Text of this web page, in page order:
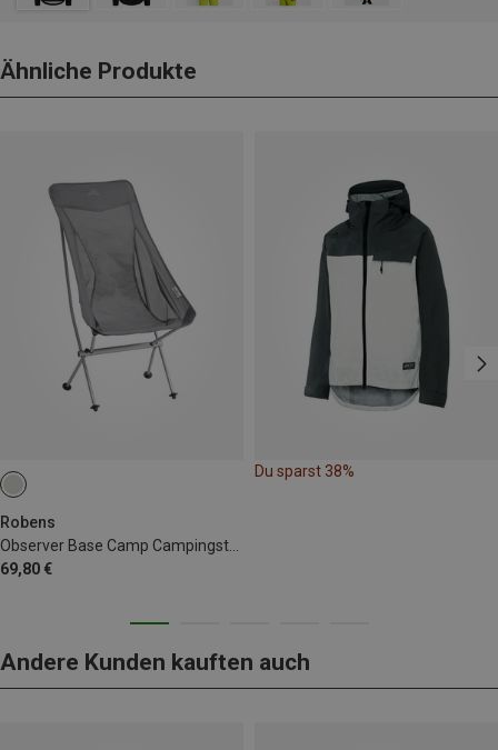
Ähnliche Produkte
Robens
69,80 €
Du sparst 38%
Andere Kunden kauften auch